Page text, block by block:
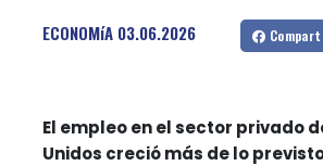
ECONOMíA 03.06.2026
El empleo en el sector privado
Unidos creció más de lo